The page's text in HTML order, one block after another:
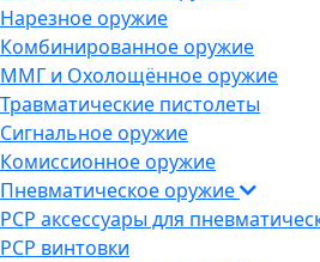
Нарезное оружие
Комбинированное оружие
ММГ и Охолощённое оружие
Травматические пистолеты
Сигнальное оружие
Комиссионное оружие
Пневматическое оружие
PCP аксессуары для
PCP винтовки